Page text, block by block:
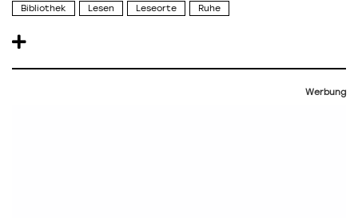
Bibliothek Lesen Leseorte Ruhe
Werbung